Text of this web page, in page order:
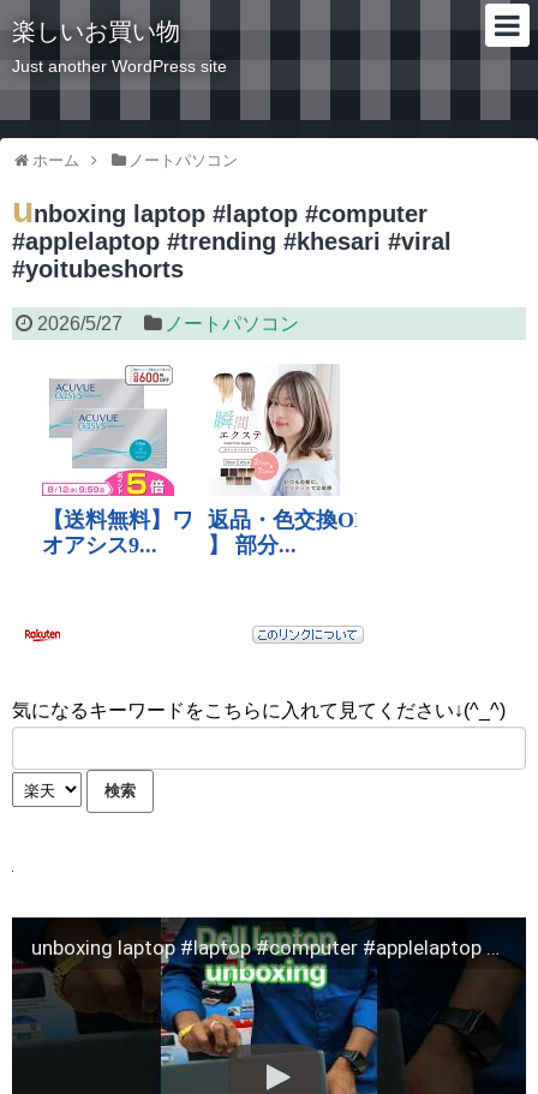
楽しいお買い物
Just another WordPress site
ホーム ノートパソコン
unboxing laptop #laptop #computer
#applelaptop #trending #khesari #viral
#yoitubeshorts
2026/5/27 ノートパソコン
気になるキーワードをこちらに入れて見てください↓(^_^)
unboxing laptop #laptop #computer #applelaptop #trending #khesari #viral #yoitubeshorts